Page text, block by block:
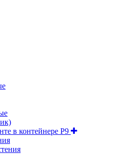
в контейнере P9